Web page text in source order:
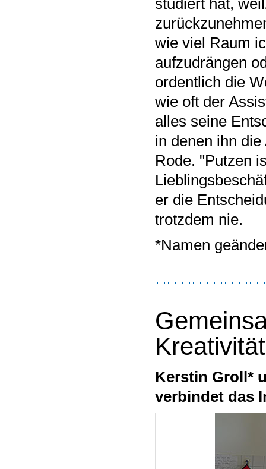
studiert hat,
wie viel Raum
aufzudrängen
ordentlich die
wie oft der
alles seine
in denen ihn
Rode. "Putzen
er die
trotzdem nie.
*Namen
Kreativität
Kerstin Groll*
verbindet das